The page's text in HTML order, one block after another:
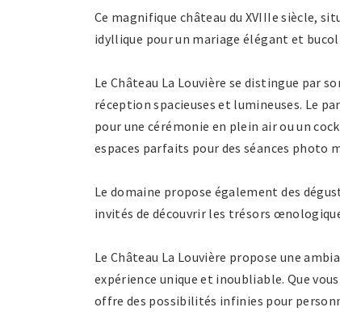
Ce magnifique château du XVIIIe siècle,
idyllique pour un mariage élégant et
Le Château La Louvière se distingue par
réception spacieuses et lumineuses. Le
pour une cérémonie en plein air ou un
espaces parfaits pour des séances photo
Le domaine propose également des
invités de découvrir les trésors
Le Château La Louvière propose une
expérience unique et inoubliable. Que
offre des possibilités infinies pour